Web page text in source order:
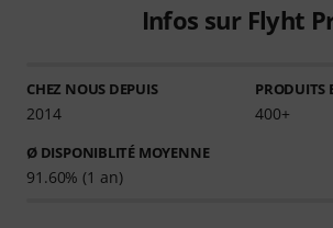
Infos sur Flyht
CHEZ NOUS DEPUIS
2014
PRODUITS
400+
Ø DISPONIBLITÉ MOYENNE
91.60% (1 an)